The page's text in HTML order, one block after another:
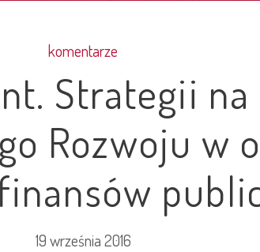
komentarze
Strategii
Rozwoju w
19 września 2016